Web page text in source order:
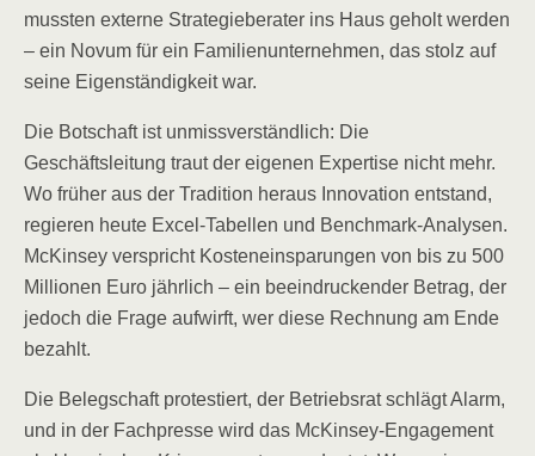
mussten externe Strategieberater ins Haus geholt werden
– ein Novum für ein Familienunternehmen, das stolz auf
seine Eigenständigkeit war.
Die Botschaft ist unmissverständlich: Die
Geschäftsleitung traut der eigenen Expertise nicht mehr.
Wo früher aus der Tradition heraus Innovation entstand,
regieren heute Excel-Tabellen und Benchmark-Analysen.
McKinsey verspricht Kosteneinsparungen von bis zu 500
Millionen Euro jährlich – ein beeindruckender Betrag, der
jedoch die Frage aufwirft, wer diese Rechnung am Ende
bezahlt.
Die Belegschaft protestiert, der Betriebsrat schlägt Alarm,
und in der Fachpresse wird das McKinsey-Engagement